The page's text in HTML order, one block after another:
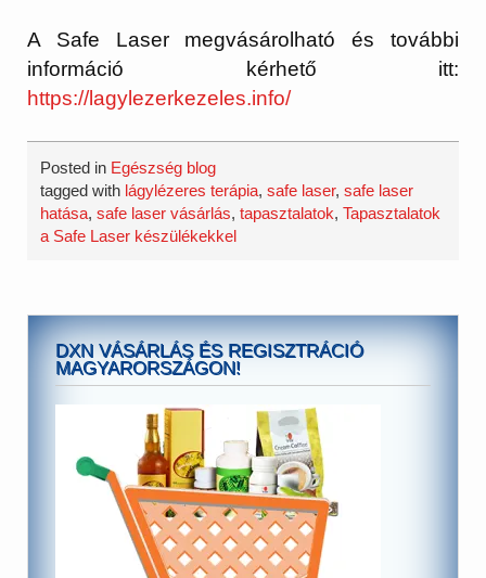
A Safe Laser megvásárolható és további
információ kérhető itt:
https://lagylezerkezeles.info/
Posted in Egészség blog
tagged with lágylézeres terápia,safe laser,safe laser
hatása,safe laser vásárlás,tapasztalatok,Tapasztalatok
a Safe Laser készülékekkel
DXN VÁSÁRLÁS ÉS REGISZTRÁCIÓ
MAGYARORSZÁGON!